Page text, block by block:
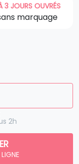
3 JOURS OUVRÉS
marquage
2h